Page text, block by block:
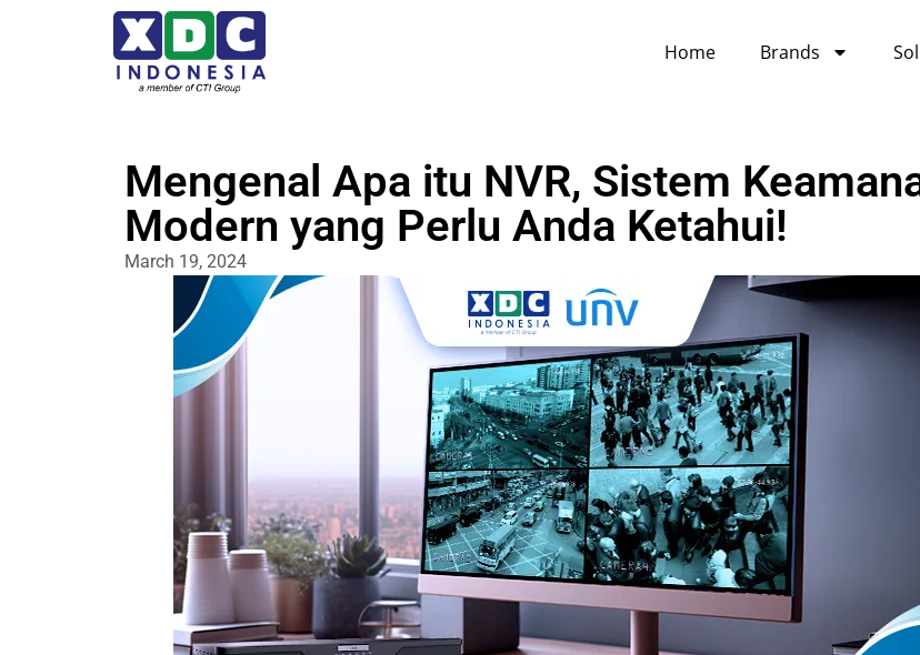
Home Brands
Mengenal Apa itu NVR, Sistem
Modern yang Perlu Anda Ketahui!
March 19, 2024